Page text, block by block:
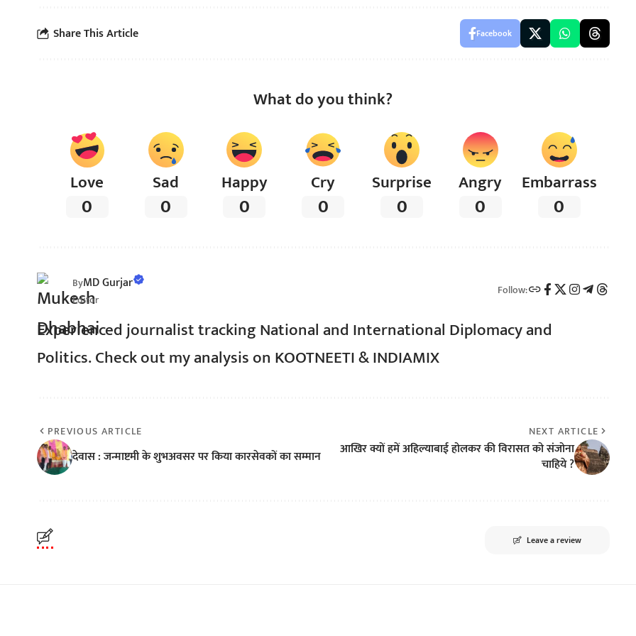
Share This Article Facebook
What do you think?
Love
0
Sad
0
Happy
0
Cry
0
Surprise
0
Angry
0
Embarrass
0
ByMD Gurjar
Editor
Follow:
Experienced journalist tracking National and International Diplomacy and
Politics. Check out my analysis on KOOTNEETI & INDIAMIX
PREVIOUS ARTICLE
देवास : जन्माष्टमी के शुभअवसर पर किया कारसेवकों का सम्मान
NEXT ARTICLE
आखिर क्यों हमें अहिल्याबाई होलकर की विरासत को संजोना
चाहिये ?
Leave a review